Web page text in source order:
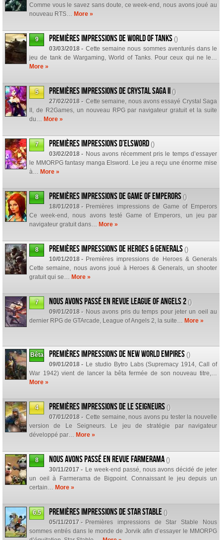
Comme vous le savez sans doute, ce week-end, nous avons joué au
nouveau RTS… More »
9 Premières impressions de World of Tanks ()
03/03/2018 - Cette semaine nous sommes aventurés dans le
jeu de tank de Wargaming, World of Tanks. Pour ceux qui ne le…
More »
5 Premières impressions de Crystal Saga II ()
27/02/2018 - Cette semaine, nous avons essayé Crystal Saga
II, de R2Games, un nouveau RPG par navigateur gratuit et la suite
du… More »
7 Premières impressions d’Elsword ()
03/02/2018 - Nous avons récemment pris le temps d’essayer
le MMORPG fantasy manga Elsword. Le jeu a reçu une énorme mise
à… More »
8 Premières impressions de Game of Emperors ()
18/01/2018 - Premières impressions de Game of Emperors
Ce week-end, nous avons testé Game of Emperors, un jeu par
navigateur gratuit dans… More »
8 Premières impressions de Heroes & Generals ()
10/01/2018 - Premières impressions de Heroes & Generals
Cette semaine, nous avons joué à Heroes & Generals, un shooter
gratuit qui se… More »
7 Nous avons passé en revue League of Angels 2 ()
09/01/2018 - Nous avons pris du temps pour jeter un oeil au
dernier RPG de GTArcade, League of Angels 2, la suite… More »
Bêta Premières impressions de New World Empires ()
09/01/2018 - Le studio Bytro Labs (Supremacy 1914, Call of
War 1942) vient de lancer la bêta fermée de son nouveau titre,…
More »
4 Premières impressions de Le Seigneurs ()
07/01/2018 - Cette semaine, nous avons pu tester la nouvelle
version de Le Seigneurs. Le jeu de stratégie par navigateur
développé par… More »
8 Nous avons passé en revue Farmerama ()
30/11/2017 - Le week-end passé, nous avons décidé de jeter
un oeil à Farmerama de Bigpoint. Connaissant le jeu depuis un
certain… More »
6.5 Premières impressions de Star Stable ()
05/11/2017 - Premières impressions de Star Stable Nous
sommes entrés dans le monde de Jorvik afin d’essayer le MMORPG